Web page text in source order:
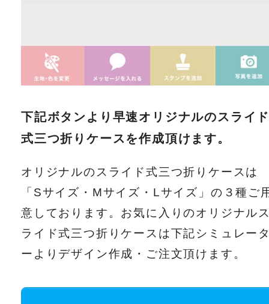
下記ボタンより早速オリジナルのスライ
式三つ折りケースを作成頂けます。
オリジナルのスライド式三つ折りケースは
「Sサイズ・Mサイズ・Lサイズ」の３種ご
意しております。お気に入りのオリジナル
ライド式三つ折りケースは下記シミュレー
ーよりデザイン作成・ご注文頂けます。